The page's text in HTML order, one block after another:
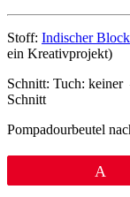
Stoff: Indischer
ein Kreativprojekt)
Schnitt: Tuch: keiner
Schnitt
Pompadourbeutel